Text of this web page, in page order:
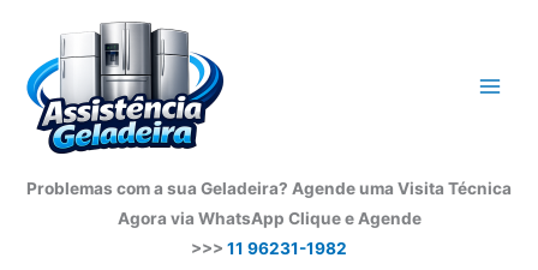
conteúdo
Problemas com a sua Geladeira? Agende uma Visita Técnica
Agora via WhatsApp Clique e Agende
>>> 11 96231-1982